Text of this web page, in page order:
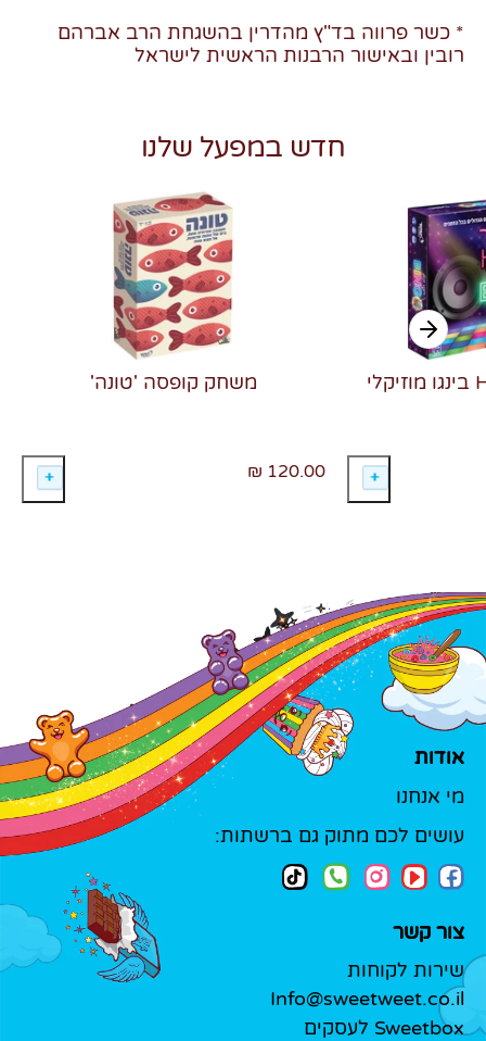
* כשר פרווה בד"ץ מהדרין בהשגחת הרב אברהם
רובין ובאישור הרבנות הראשית לישראל
חדש במפעל שלנו
משחק קופסה 'טונה'
120.00 ₪
אודות
מי אנחנו
עושים לכם מתוק גם ברשתות:
צור קשר
שירות לקוחות
Info@sweetweet.co.il
Sweetbox לעסקים